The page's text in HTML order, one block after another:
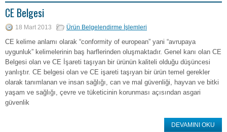
CE Belgesi
18 Mart 2013 Ürün Belgelendirme İşlemleri
CE kelime anlamı olarak “conformity of european” yani “avrupaya
uygunluk” kelimelerinin baş harflerinden oluşmaktadır. Genel kanı olan CE
Belgesi olan ve CE İşareti taşıyan bir ürünün kaliteli olduğu düşüncesi
yanlıştır. CE belgesi olan ve CE işareti taşıyan bir ürün temel gerekler
olarak tanımlanan ve insan sağlığı, can ve mal güvenliği, hayvan ve bitki
yaşam ve sağlığı, çevre ve tüketicinin korunması açısından asgari
güvenlik
DEVAMINI OKU